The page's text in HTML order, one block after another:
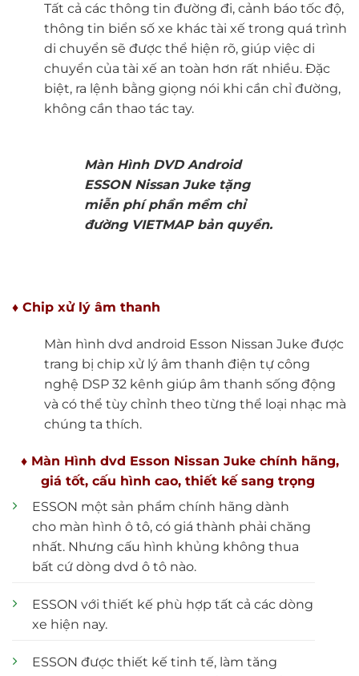
Tất cả các thông tin đường đi, cảnh báo tốc độ,
thông tin biển số xe khác tài xế trong quá trình
di chuyển sẽ được thể hiện rõ, giúp việc di
chuyển của tài xế an toàn hơn rất nhiều. Đặc
biệt, ra lệnh bằng giọng nói khi cần chỉ đường,
không cần thao tác tay.
Màn Hình DVD Android
ESSON Nissan Juke tặng
miễn phí phần mềm chỉ
đường VIETMAP bản quyền.
♦ Chip xử lý âm thanh
Màn hình dvd android Esson Nissan Juke được
trang bị chip xử lý âm thanh điện tự công
nghệ DSP 32 kênh giúp âm thanh sống động
và có thể tùy chỉnh theo từng thể loại nhạc mà
chúng ta thích.
♦ Màn Hình dvd Esson Nissan Juke chính hãng,
giá tốt, cấu hình cao, thiết kế sang trọng
ESSON một sản phẩm chính hãng dành
cho màn hình ô tô, có giá thành phải chăng
nhất. Nhưng cấu hình khủng không thua
bất cứ dòng dvd ô tô nào.
ESSON với thiết kế phù hợp tất cả các dòng
xe hiện nay.
ESSON được thiết kế tinh tế, làm tăng